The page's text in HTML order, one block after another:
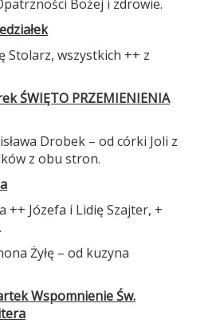
Bożej i zdrowie.
Stolarz, wszystkich ++ z
ŚWIĘTO PRZEMIENIENIA
Drobek – od córki Joli z
z obu stron.
++ Józefa i Lidię Szajter, +
Żyłę – od kuzyna
Wspomnienie Św.